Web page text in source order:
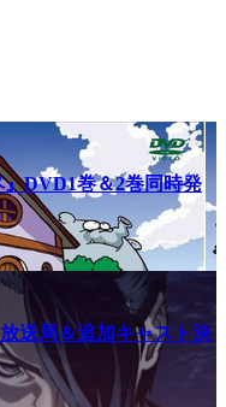
DVD1巻＆2巻同時発
送局＆追加キャスト決